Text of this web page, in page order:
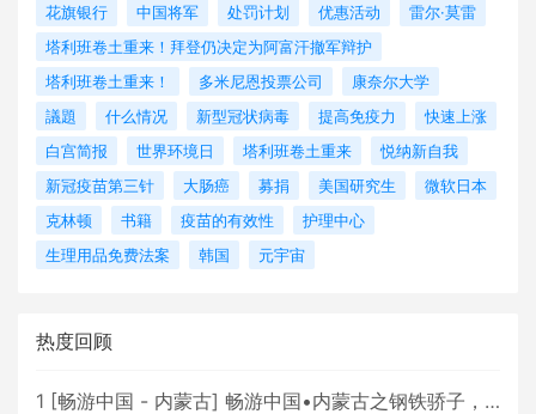
花旗银行 中国将军 处罚计划 优惠活动
雷尔·莫雷
塔利班卷土重来！拜登仍决定为阿富汗撤军辩护
塔利班卷土重来！
多米尼恩投票公司
康奈尔大学
議題
什么情况 新型冠状病毒 提高免疫力
快速上涨
白宫简报
世界环境日 塔利班卷土重来
悦纳新自我
新冠疫苗第三针
大肠癌 募捐 美国研究生
微软日本
克林顿
书籍 疫苗的有效性
护理中心
生理用品免费法案
韩国 元宇宙
热度回顾
1 [畅游中国 - 内蒙古] 畅游中国•内蒙古之钢铁骄子，魅力包头